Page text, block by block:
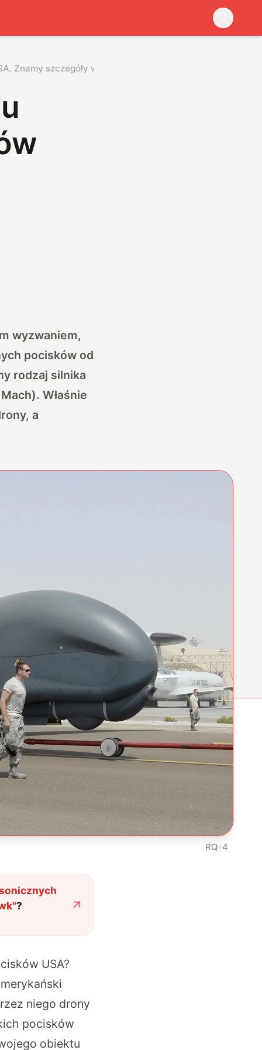
Znamy szczegóły wykorzystania RQ-4 RangeHawk
wyzwaniem,
pocisków od
rodzaj silnika
Właśnie
a
RQ-4
"?
USA?
niego drony
pocisków
obiektu